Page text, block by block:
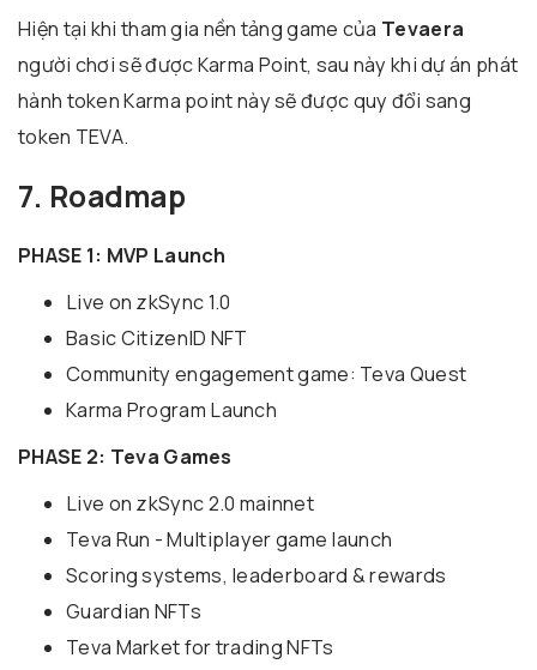
Hiện tại khi tham gia nền tảng game của Tevaera
người chơi sẽ được Karma Point, sau này khi dự án phát
hành token Karma point này sẽ được quy đổi sang
token TEVA.
7. Roadmap
PHASE 1: MVP Launch
Live on zkSync 1.0
Basic CitizenID NFT
Community engagement game: Teva Quest
Karma Program Launch
PHASE 2: Teva Games
Live on zkSync 2.0 mainnet
Teva Run - Multiplayer game launch
Scoring systems, leaderboard & rewards
Guardian NFTs
Teva Market for trading NFTs